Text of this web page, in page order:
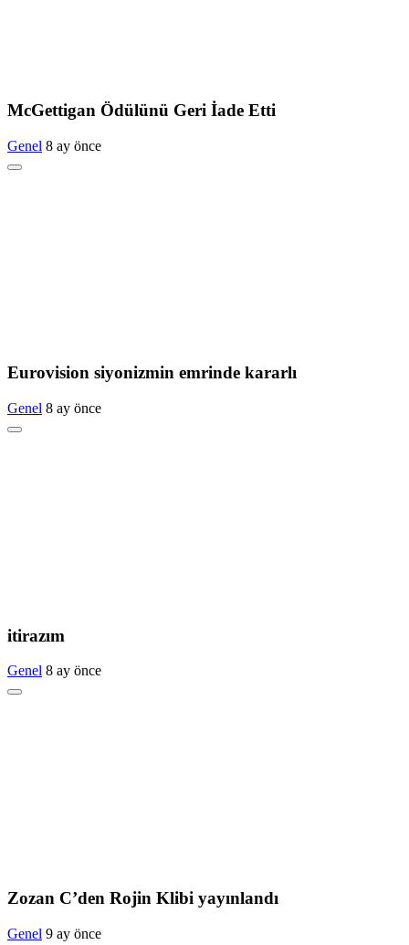
McGettigan Ödülünü Geri İade Etti
Genel 8 ay önce
Eurovision siyonizmin emrinde kararlı
Genel 8 ay önce
itirazım
Genel 8 ay önce
Zozan C’den Rojin Klibi yayınlandı
Genel 9 ay önce